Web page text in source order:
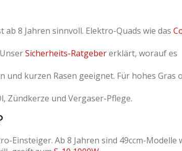
ab 8 Jahren sinnvoll. Elektro-Quads wie das
Sicherheits-Ratgebererklärt, worauf es
und kurzen Rasen geeignet. Für hohes Gras
Zündkerze und Vergaser-Pflege.
Einsteiger. Ab 8 Jahren sind 49ccm-Modelle